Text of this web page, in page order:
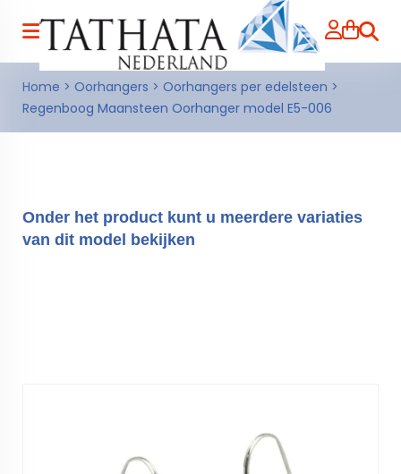
Home > Oorhangers > Oorhangers per edelsteen >
Regenboog Maansteen Oorhanger model E5-006
Onder het product kunt u meerdere variaties
van dit model bekijken